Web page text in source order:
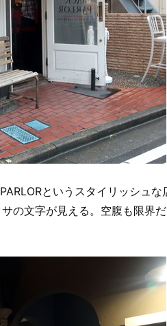
というスタイリッシュな
の文字が見える。空腹も限界